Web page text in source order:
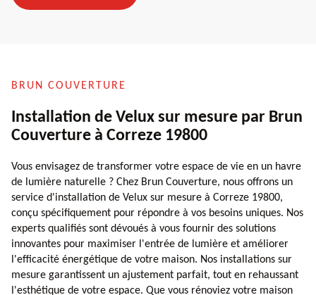
BRUN COUVERTURE
Installation de Velux sur mesure par Brun
Couverture à Correze 19800
Vous envisagez de transformer votre espace de vie en un havre
de lumière naturelle ? Chez Brun Couverture, nous offrons un
service d'installation de Velux sur mesure à Correze 19800,
conçu spécifiquement pour répondre à vos besoins uniques. Nos
experts qualifiés sont dévoués à vous fournir des solutions
innovantes pour maximiser l'entrée de lumière et améliorer
l'efficacité énergétique de votre maison. Nos installations sur
mesure garantissent un ajustement parfait, tout en rehaussant
l'esthétique de votre espace. Que vous rénoviez votre maison